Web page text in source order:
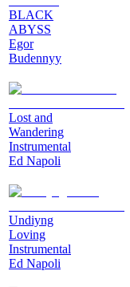
BLACK
ABYSS
Egor
Budennyy
Lost and
Wandering
Instrumental
Ed Napoli
Undiyng
Loving
Instrumental
Ed Napoli